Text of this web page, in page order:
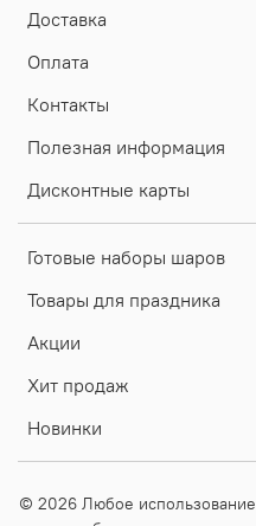
Доставка
Оплата
Контакты
Полезная информация
Дисконтные карты
Готовые наборы шаров
Товары для праздника
Акции
Хит продаж
Новинки
© 2026 Любое использование